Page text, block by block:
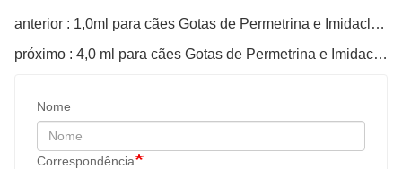
anterior : 1,0ml para cães Gotas de Permetrina e Imidaclopride
próximo : 4,0 ml para cães Gotas de Permetrina e Imidaclopride
Nome
Correspondência